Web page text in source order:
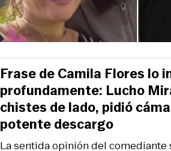
La sentida opinión del comediante
Frase de Camila Flores lo
profundamente: Lucho
chistes de lado, pidió
potente descargo